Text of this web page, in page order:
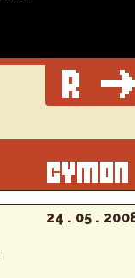
24 . 05 .